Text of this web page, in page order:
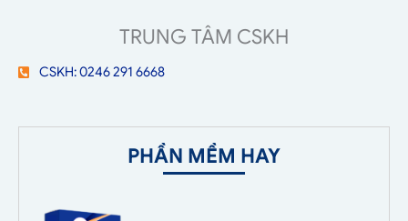
TRUNG TÂM CSKH
CSKH: 0246 291 6668
PHẦN MỀM HAY